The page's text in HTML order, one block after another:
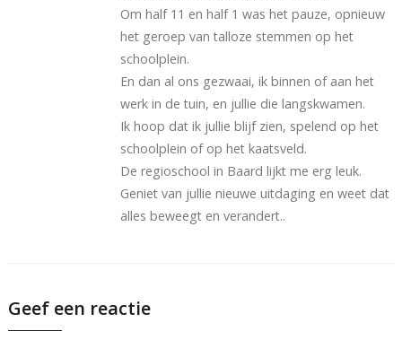
Om half 11 en half 1 was het pauze, opnieuw
het geroep van talloze stemmen op het
schoolplein.
En dan al ons gezwaai, ik binnen of aan het
werk in de tuin, en jullie die langskwamen.
Ik hoop dat ik jullie blijf zien, spelend op het
schoolplein of op het kaatsveld.
De regioschool in Baard lijkt me erg leuk.
Geniet van jullie nieuwe uitdaging en weet dat
alles beweegt en verandert..
Geef een reactie